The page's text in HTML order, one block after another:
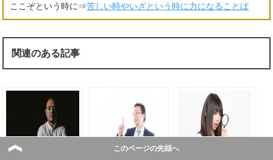
ここぞという時に⇒苦しい時やいざという時に力になることば
関連のある記事
このページの先頭へ